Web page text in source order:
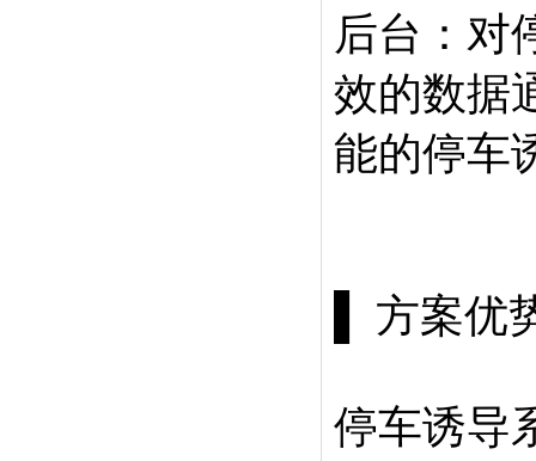
后台：对
效的数据
能的停车
▌ 方案优
停车诱导